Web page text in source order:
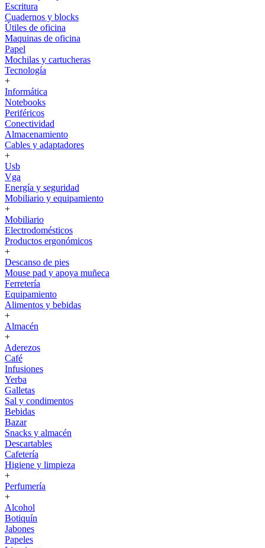
Escritura
Cuadernos y blocks
Útiles de oficina
Maquinas de oficina
Papel
Mochilas y cartucheras
Tecnología
+
Informática
Notebooks
Periféricos
Conectividad
Almacenamiento
Cables y adaptadores
+
Usb
Vga
Energía y seguridad
Mobiliario y equipamiento
+
Mobiliario
Electrodomésticos
Productos ergonómicos
+
Descanso de pies
Mouse pad y apoya muñeca
Ferretería
Equipamiento
Alimentos y bebidas
+
Almacén
+
Aderezos
Café
Infusiones
Yerba
Galletas
Sal y condimentos
Bebidas
Bazar
Snacks y almacén
Descartables
Cafetería
Higiene y limpieza
+
Perfumería
+
Alcohol
Botiquín
Jabones
Papeles